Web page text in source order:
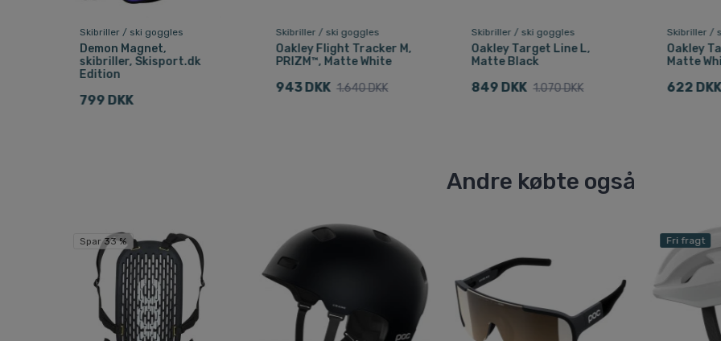
Skibriller / ski goggles
Demon Magnet,
skibriller, Skisport.dk
Edition
799 DKK
Skibriller / ski goggles
Oakley Flight Tracker M,
PRIZM™, Matte White
943 DKK 1.640 DKK
Skibriller / ski goggles
Oakley Target Line L,
Matte Black
849 DKK 1.070 DKK
Skibriller /
Oakley
Matte
622 DKK
Andre købte også
Spar 33 % Fri fragt